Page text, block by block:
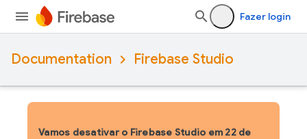
Fazer login
Documentation Firebase Studio
Vamos desativar o Firebase Studio em 22 de